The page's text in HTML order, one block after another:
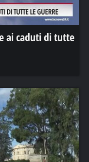
ai caduti di tutte